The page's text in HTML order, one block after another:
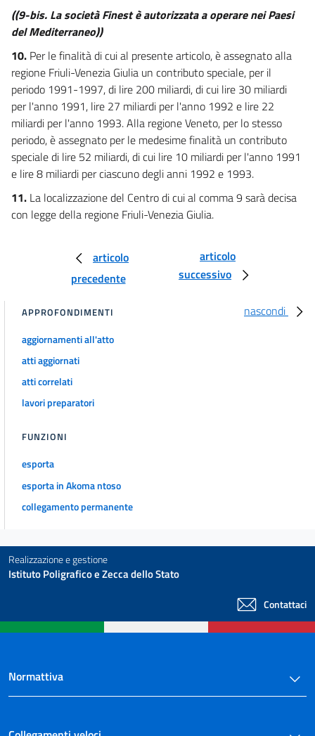
((9-bis. La società Finest è autorizzata a operare nei Paesi
del Mediterraneo))
10. Per le finalità di cui al presente articolo, è assegnato alla
regione Friuli-Venezia Giulia un contributo speciale, per il
periodo 1991-1997, di lire 200 miliardi, di cui lire 30 miliardi
per l'anno 1991, lire 27 miliardi per l'anno 1992 e lire 22
miliardi per l'anno 1993. Alla regione Veneto, per lo stesso
periodo, è assegnato per le medesime finalità un contributo
speciale di lire 52 miliardi, di cui lire 10 miliardi per l'anno 1991
e lire 8 miliardi per ciascuno degli anni 1992 e 1993.
11. La localizzazione del Centro di cui al comma 9 sarà decisa
con legge della regione Friuli-Venezia Giulia.
articolo
precedente
articolo
successivo
nascondi
APPROFONDIMENTI
aggiornamenti all'atto
atti aggiornati
atti correlati
lavori preparatori
FUNZIONI
esporta
esporta in Akoma ntoso
collegamento permanente
Realizzazione e gestione
Istituto Poligrafico e Zecca dello Stato
Contattaci
Normattiva